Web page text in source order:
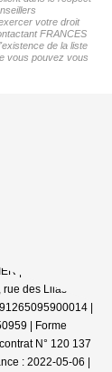
votre droit
FRANCES
de la liste
vous pouvez vous
| Raison
des Lilas -
|
| Forme
N° 120 137
: 2022-05-06 |